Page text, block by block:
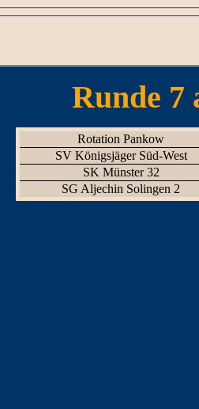
Runde 7
Rotation Pankow
SV Königsjäger Süd-West
SK Münster 32
SG Aljechin Solingen 2